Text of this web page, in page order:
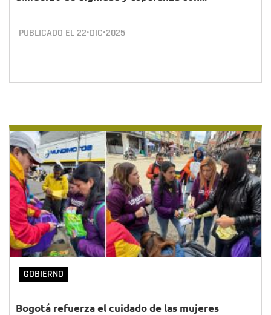
PUBLICADO EL 22•DIC•2025
GOBIERNO
Bogotá refuerza el cuidado de las mujeres